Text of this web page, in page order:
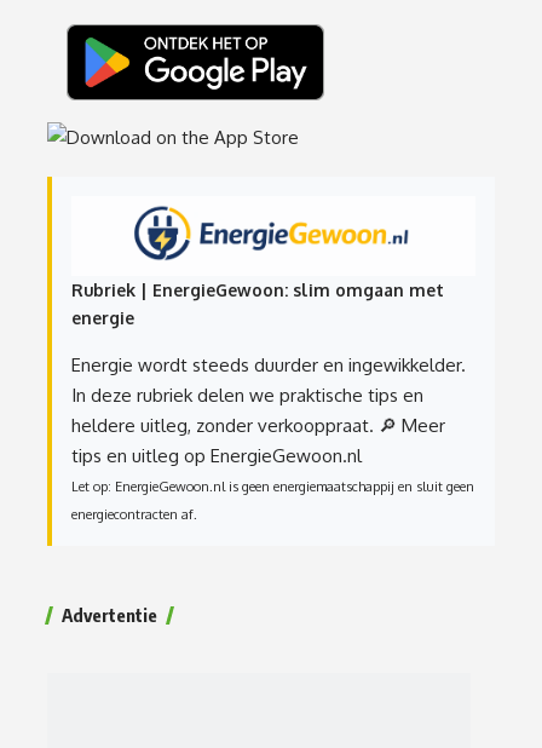
Rubriek | EnergieGewoon: slim omgaan met
energie
Energie wordt steeds duurder en ingewikkelder.
In deze rubriek delen we praktische tips en
heldere uitleg, zonder verkooppraat. 🔎 Meer
tips en uitleg op EnergieGewoon.nl
Let op: EnergieGewoon.nl is geen energiemaatschappij en sluit geen
energiecontracten af.
Advertentie